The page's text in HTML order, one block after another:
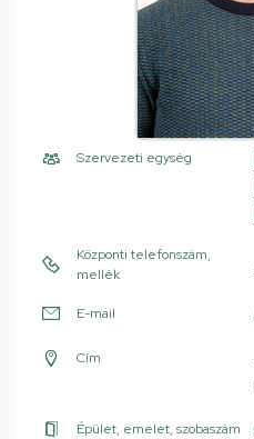
Szervezeti egység
Központi telefonszám,
mellék
E-mail
Cím
Épület, emelet, szobaszám